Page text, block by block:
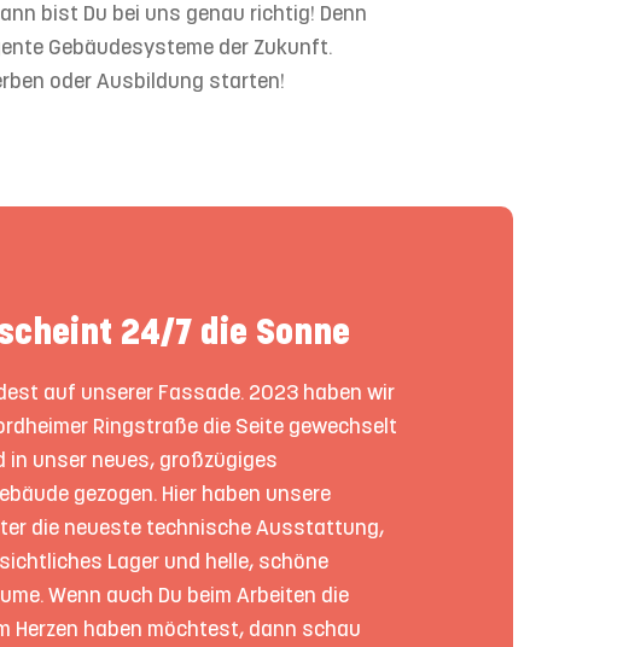
bist Du bei uns genau richtig! Denn
Gebäudesysteme der Zukunft.
oder Ausbildung starten!
24/7 die Sonne
auf unserer Fassade. 2023 haben wir
Ringstraße die Seite gewechselt
in unser neues, großzügiges
gezogen. Hier haben unsere
die neueste technische Ausstattung,
Lager und helle, schöne
Wenn auch Du beim Arbeiten die
Herzen haben möchtest, dann schau